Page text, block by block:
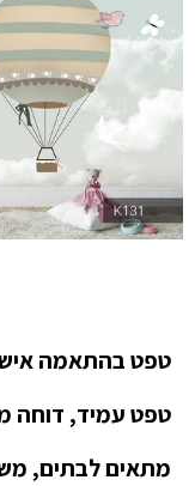
טפט בהתאמה
טפט עמיד, דוחה
מתאים לבתים,